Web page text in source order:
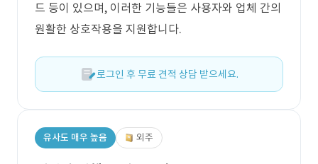
드 등이 있으며, 이러한 기능들은 사용자와 업체 간의
원활한 상호작용을 지원합니다.
로그인 후 무료 견적 상담 받으세요.
유사도 매우 높음 외주